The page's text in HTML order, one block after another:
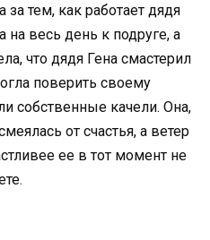
за тем, как работает дядя
на весь день к подруге, а
что дядя Гена смастерил
поверить своему
собственные качели. Она,
от счастья, а ветер
ее в тот момент не